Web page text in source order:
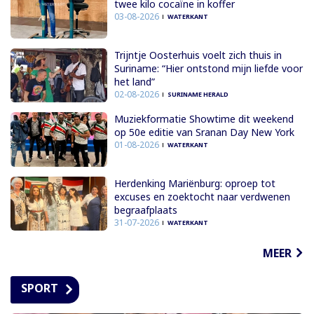
twee kilo cocaïne in koffer
03-08-2026 WATERKANT
Trijntje Oosterhuis voelt zich thuis in
Suriname: “Hier ontstond mijn liefde voor
het land”
02-08-2026 SURINAME HERALD
Muziekformatie Showtime dit weekend
op 50e editie van Sranan Day New York
01-08-2026 WATERKANT
Herdenking Mariënburg: oproep tot
excuses en zoektocht naar verdwenen
begraafplaats
31-07-2026 WATERKANT
MEER
SPORT